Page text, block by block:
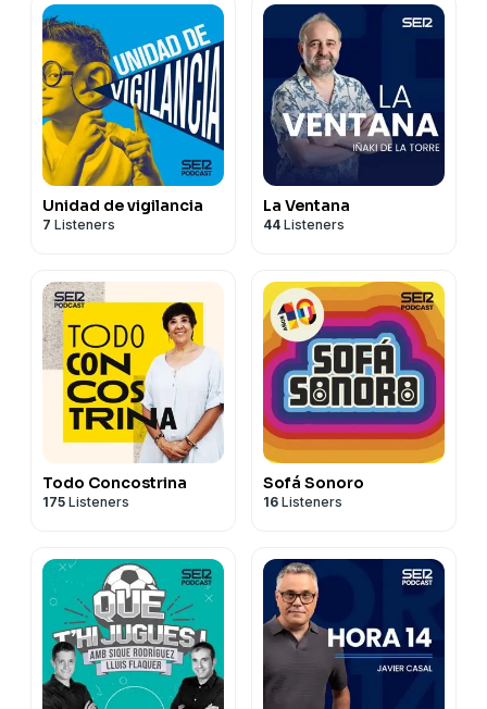
Unidad de vigilancia
7 Listeners
La Ventana
44 Listeners
Todo Concostrina
175 Listeners
Sofá Sonoro
16 Listeners